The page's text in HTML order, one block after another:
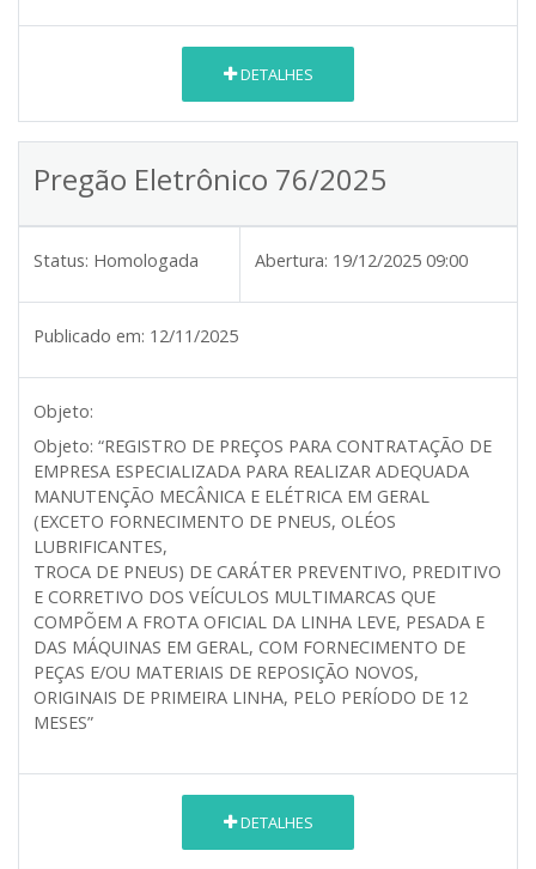
DETALHES
Pregão Eletrônico 76/2025
Status: Homologada Abertura: 19/12/2025 09:00
Publicado em: 12/11/2025
Objeto:
Objeto: “REGISTRO DE PREÇOS PARA CONTRATAÇÃO DE
EMPRESA ESPECIALIZADA PARA REALIZAR ADEQUADA
MANUTENÇÃO MECÂNICA E ELÉTRICA EM GERAL
(EXCETO FORNECIMENTO DE PNEUS, OLÉOS
LUBRIFICANTES,
TROCA DE PNEUS) DE CARÁTER PREVENTIVO, PREDITIVO
E CORRETIVO DOS VEÍCULOS MULTIMARCAS QUE
COMPÕEM A FROTA OFICIAL DA LINHA LEVE, PESADA E
DAS MÁQUINAS EM GERAL, COM FORNECIMENTO DE
PEÇAS E/OU MATERIAIS DE REPOSIÇÃO NOVOS,
ORIGINAIS DE PRIMEIRA LINHA, PELO PERÍODO DE 12
MESES”
DETALHES